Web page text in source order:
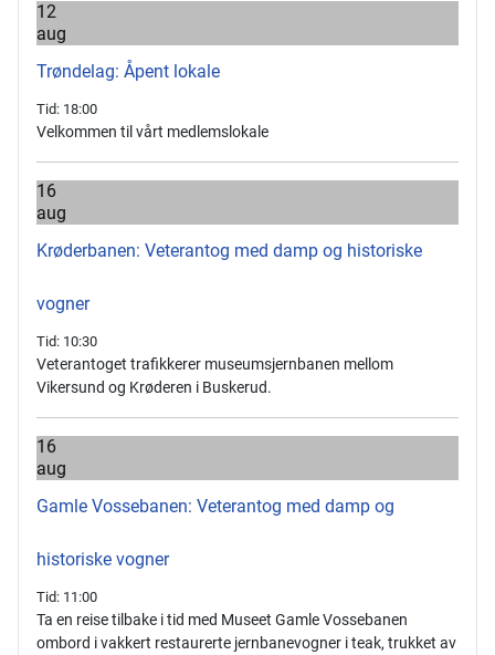
12
aug
Trøndelag: Åpent lokale
Tid: 18:00
Velkommen til vårt medlemslokale
16
aug
Krøderbanen: Veterantog med damp og historiske
vogner
Tid: 10:30
Veterantoget trafikkerer museumsjernbanen mellom
Vikersund og Krøderen i Buskerud.
16
aug
Gamle Vossebanen: Veterantog med damp og
historiske vogner
Tid: 11:00
Ta en reise tilbake i tid med Museet Gamle Vossebanen
ombord i vakkert restaurerte jernbanevogner i teak, trukket av